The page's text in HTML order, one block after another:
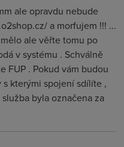
ale opravdu nebude
a morfujem !!! ...
ale věřte tomu po
v systému . Schválně
FUP . Pokud vám budou
kterými spojení sdílíte ,
byla označena za